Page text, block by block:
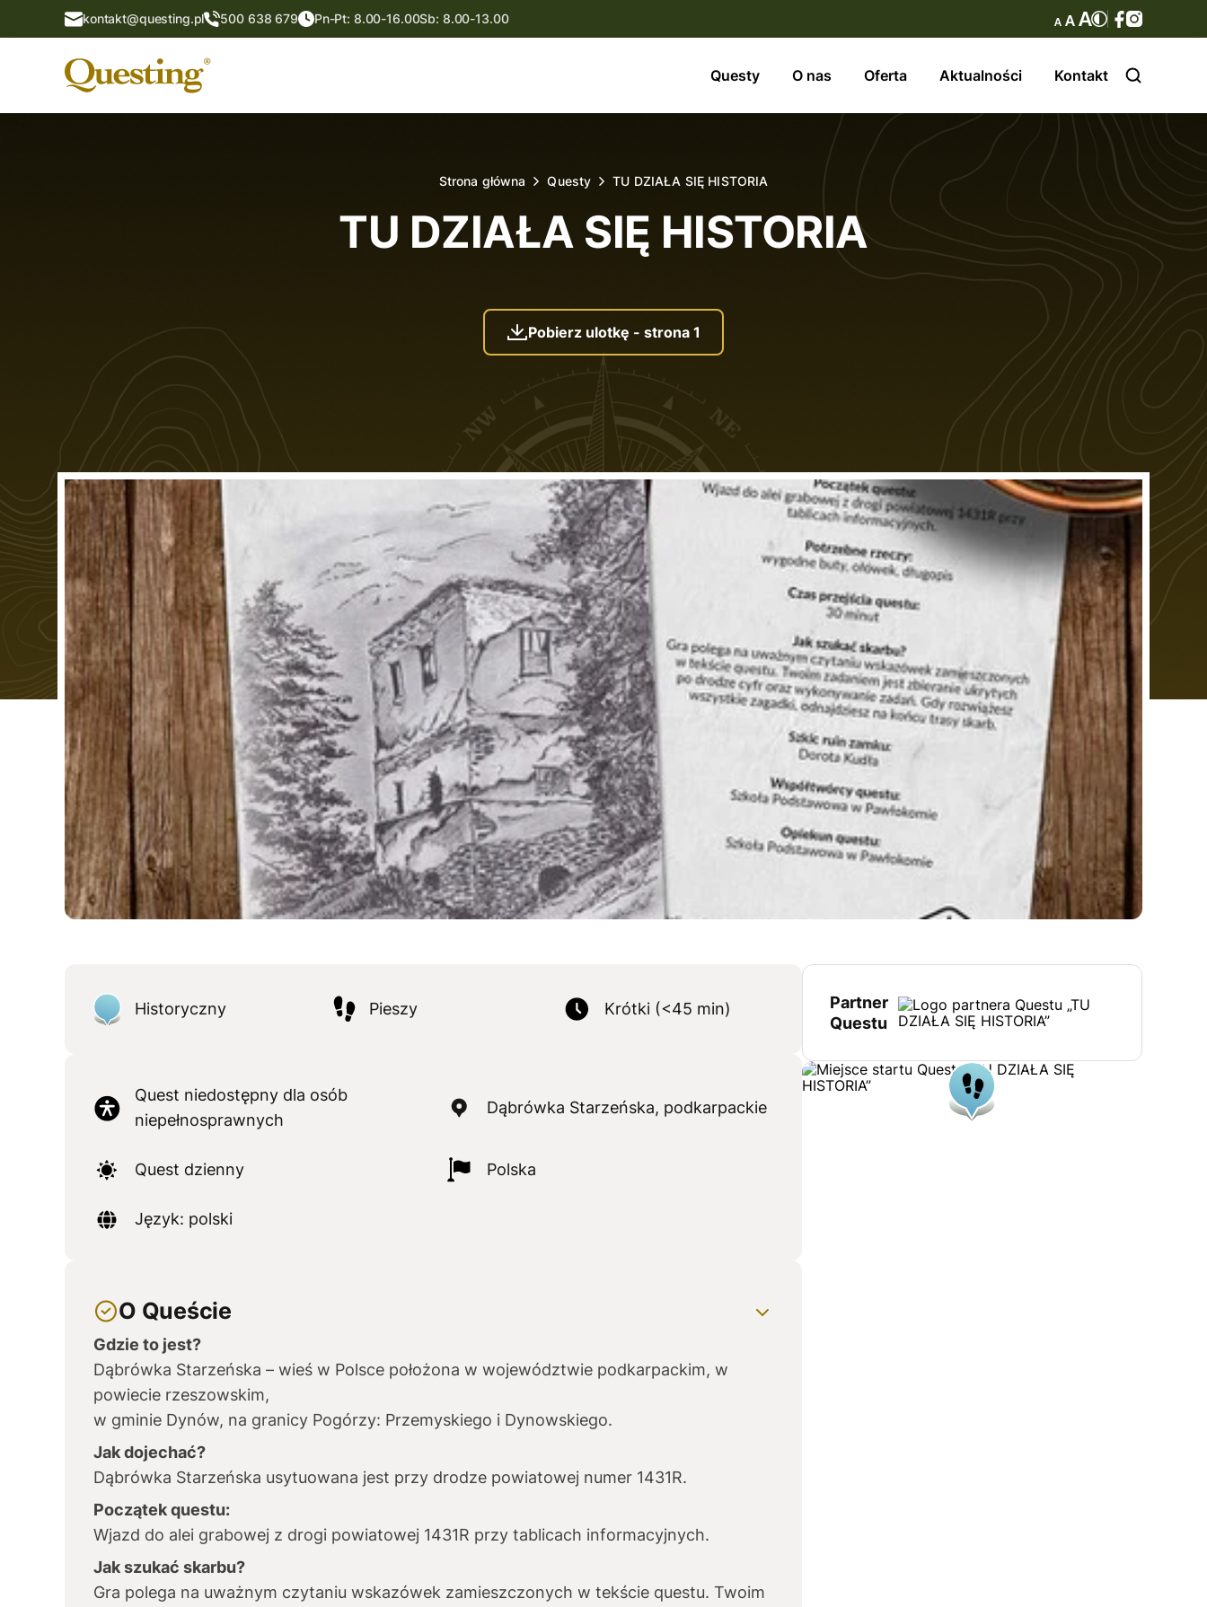
kontakt@questing.pl 500 638 679 Pn-Pt: 8.00-16.00Sb: 8.00-13.00
Questy O nas Oferta Aktualności Kontakt
O nas
Aktualności
Strona główna Questy TU DZIAŁA SIĘ HISTORIA
TU DZIAŁA SIĘ HISTORIA
Pobierz ulotkę - strona 1
Historyczny Pieszy Krótki (<45 min)
Quest niedostępny dla osób
niepełnosprawnych
Dąbrówka Starzeńska, podkarpackie
Quest dzienny Polska
Język: polski
O Queście
Gdzie to jest?
Dąbrówka Starzeńska – wieś w Polsce położona w województwie podkarpackim, w
powiecie rzeszowskim,
w gminie Dynów, na granicy Pogórzy: Przemyskiego i Dynowskiego.
Jak dojechać?
Dąbrówka Starzeńska usytuowana jest przy drodze powiatowej numer 1431R.
Początek questu:
Wjazd do alei grabowej z drogi powiatowej 1431R przy tablicach informacyjnych.
Jak szukać skarbu?
Gra polega na uważnym czytaniu wskazówek zamieszczonych w tekście questu. Twoim
Partner
Questu